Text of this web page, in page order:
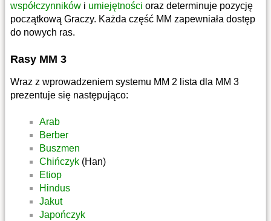
współczynników i umiejętności oraz determinuje pozycję
początkową Graczy. Każda część MM zapewniała dostęp
do nowych ras.
Rasy MM 3
Wraz z wprowadzeniem systemu MM 2 lista dla MM 3
prezentuje się następująco:
Arab
Berber
Buszmen
Chińczyk (Han)
Etiop
Hindus
Jakut
Japończyk